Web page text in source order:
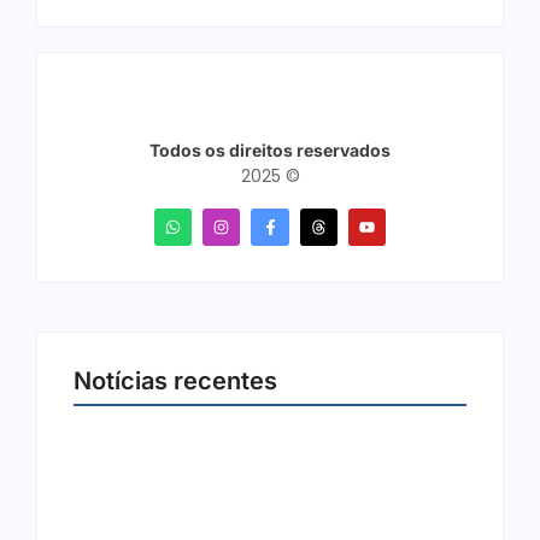
Todos os direitos reservados
2025 ©
Notícias recentes